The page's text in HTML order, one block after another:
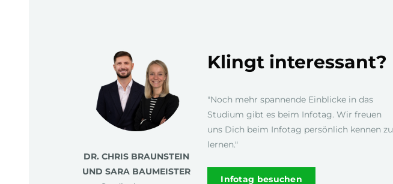
DR. CHRIS BRAUNSTEIN
UND SARA BAUMEISTER
Klingt interessant?
"Noch mehr spannende Einblicke in das
Studium gibt es beim Infotag. Wir freuen
uns Dich beim Infotag persönlich kennen zu
lernen."
Infotag besuchen